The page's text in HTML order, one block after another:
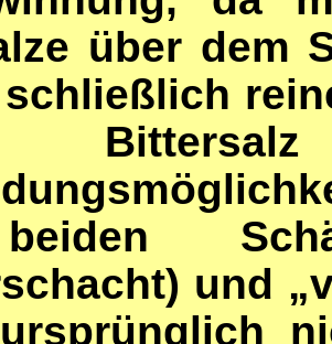
über dem
und